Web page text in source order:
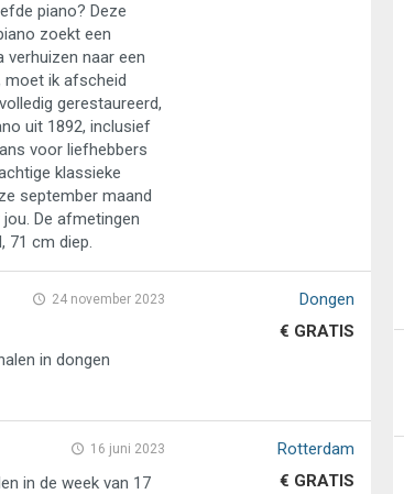
piano? Deze
zoekt een
verhuizen naar een
moet ik afscheid
gerestaureerd,
uit 1892, inclusief
voor liefhebbers
klassieke
september maand
De afmetingen
71 cm diep.
24 november 2023
in dongen
Dongen
€ GRATIS
16 juni 2023
in de week van 17
Rotterdam
€ GRATIS